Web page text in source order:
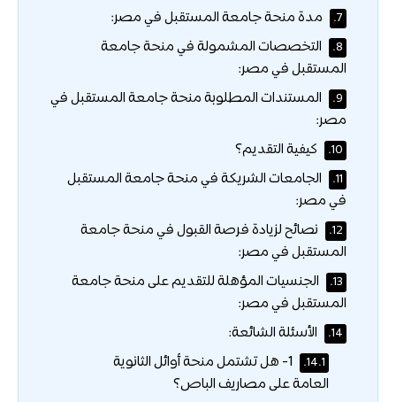
7. مدة منحة جامعة المستقبل في مصر:
8.
التخصصات المشمولة في منحة جامعة
المستقبل في مصر:
9.
المستندات المطلوبة منحة جامعة المستقبل في
مصر:
10. كيفية التقديم؟
11.
الجامعات الشريكة في منحة جامعة المستقبل
في مصر:
12.
نصائح لزيادة فرصة القبول في منحة جامعة
المستقبل في مصر:
13.
الجنسيات المؤهلة للتقديم على منحة جامعة
المستقبل في مصر:
14. الأسئلة الشائعة:
14.1.
1- هل تشتمل منحة أوائل الثانوية
العامة على مصاريف الباص؟